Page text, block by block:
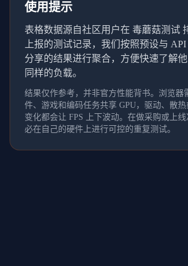
使用提示
表格数据源自社区用户在 毒蘑菇测试
上报的测试记录，我们按照预设与
分享的结果进行聚合，方便快速了解
同样的负载。
结果仅作参考，并非官方性能背书。浏览器
件、游戏和编码任务共享 GPU，驱动、散
变化都会让 FPS 上下波动。在做采购或上
必在自己的硬件上进行可控的重复测试。